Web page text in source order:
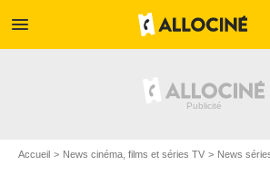
menu
Accueil News cinéma, films et séries TV News